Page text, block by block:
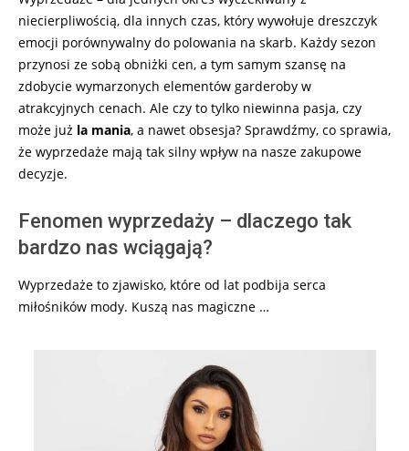
niecierpliwością, dla innych czas, który wywołuje dreszczyk
emocji porównywalny do polowania na skarb. Każdy sezon
przynosi ze sobą obniżki cen, a tym samym szansę na
zdobycie wymarzonych elementów garderoby w
atrakcyjnych cenach. Ale czy to tylko niewinna pasja, czy
może już la mania, a nawet obsesja? Sprawdźmy, co sprawia,
że wyprzedaże mają tak silny wpływ na nasze zakupowe
decyzje.
Fenomen wyprzedaży – dlaczego tak
bardzo nas wciągają?
Wyprzedaże to zjawisko, które od lat podbija serca
miłośników mody. Kuszą nas magiczne …